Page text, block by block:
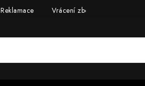
Reklamace Vrácení zboží